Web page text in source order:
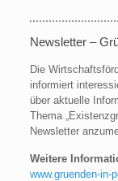
Newsletter –
Die
informiert
über aktuelle
Thema
Newsletter
Weitere
www.gruenden-in-